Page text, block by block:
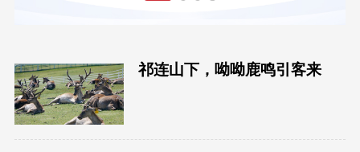
祁连山下，呦呦鹿鸣引客来